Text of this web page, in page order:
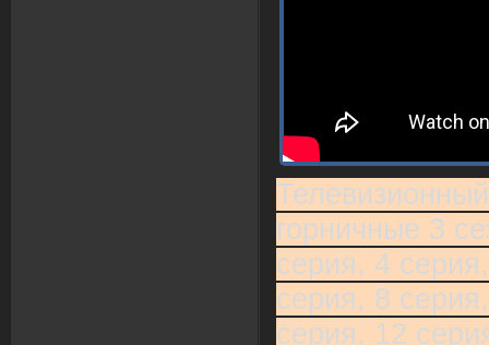
горничные 3
серия, 4
серия, 8
серия, 12